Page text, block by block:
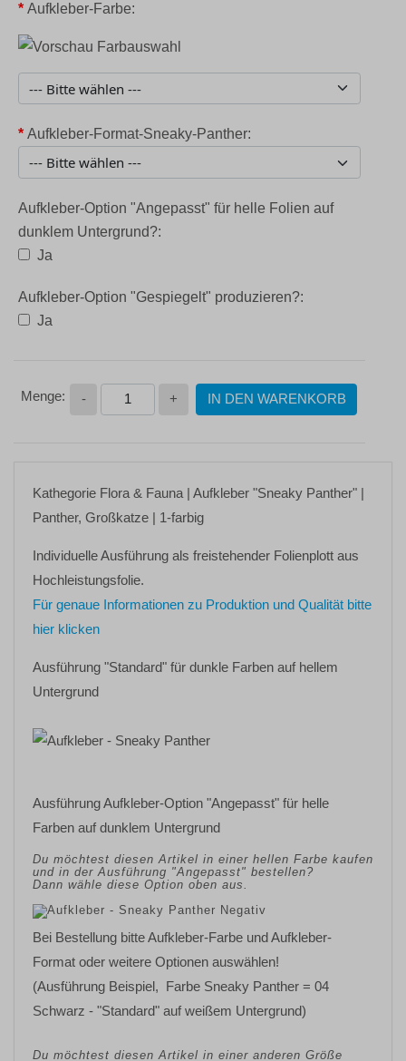
* Aufkleber-Farbe:
* Aufkleber-Format-Sneaky-Panther:
Aufkleber-Option "Angepasst" für helle Folien auf
dunklem Untergrund?:
Ja
Aufkleber-Option "Gespiegelt" produzieren?:
Ja
- + IN DEN WARENKORB
Kathegorie Flora & Fauna | Aufkleber "Sneaky Panther" |
Panther, Großkatze | 1-farbig
Individuelle Ausführung als freistehender Folienplott aus
Hochleistungsfolie.
Für genaue Informationen zu Produktion und Qualität bitte
hier klicken
Ausführung "Standard" für dunkle Farben auf hellem
Untergrund
Ausführung Aufkleber-Option "Angepasst" für helle
Farben auf dunklem Untergrund
Du möchtest diesen Artikel in einer hellen Farbe kaufen
und in der Ausführung "Angepasst" bestellen?
Dann wähle diese Option oben aus.
Bei Bestellung bitte Aufkleber-Farbe und Aufkleber-
Format oder weitere Optionen auswählen!
(Ausführung Beispiel, Farbe Sneaky Panther = 04
Schwarz - "Standard" auf weißem Untergrund)
Du möchtest diesen Artikel in einer anderen Größe